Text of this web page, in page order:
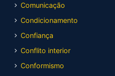
Comunicação
Condicionamento
Confiança
Conflito interior
Conformismo